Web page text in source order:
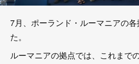
7月、ポーランド・ルーマニアの
た。
ルーマニアの拠点では、これまで